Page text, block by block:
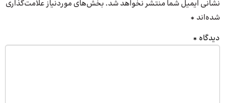
نشانی ایمیل شما منتشر نخواهد شد. بخش‌های موردنیاز علامت‌گذاری
شده‌اند *
دیدگاه *